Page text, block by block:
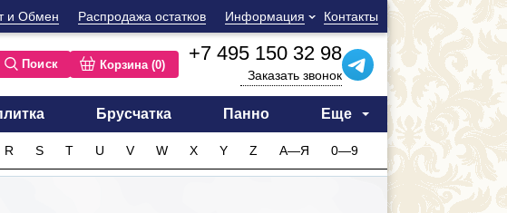
и Обмен Распродажа остатков Информация Контакты
Поиск Корзина (0)
+7 495 150 32 98
Заказать звонок
Брусчатка Панно Еще
R S T U V W X Y Z А—Я 0—9